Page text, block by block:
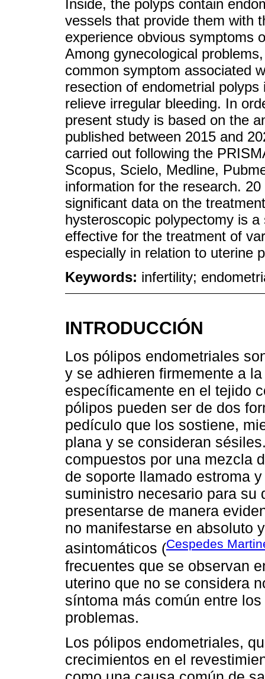
Inside, the polyps contain
vessels that provide them with
experience obvious symptoms
Among gynecological
common symptom associated
resection of endometrial
relieve irregular bleeding. In
present study is based on the
published between 2015 and
carried out following the
Scopus, Scielo, Medline,
information for the research.
significant data on the
hysteroscopic polypectomy is
effective for the treatment of
especially in relation to uterine
Keywords: infertility;
INTRODUCCIÓN
Los pólipos endometriales
y se adhieren firmemente a
específicamente en el tejido
pólipos pueden ser de dos
pedículo que los sostiene,
plana y se consideran
compuestos por una mezcla
de soporte llamado estroma
suministro necesario para su
presentarse de manera
no manifestarse en absoluto
asintomáticos (Cespedes
frecuentes que se observan
uterino que no se considera
síntoma más común entre
problemas.
Los pólipos endometriales,
crecimientos en el